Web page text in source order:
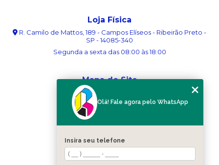
Loja Física
R. Camilo de Mattos, 189 - Campos Elíseos - Ribeirão Preto -
SP - 14085-340
Segunda a sexta das 08:00 às 18:00
Mapa do Site
Sobre nós
Blog
Categorias
Mapa do site
Olá! Fale agora pelo WhatsApp
Insira seu telefone